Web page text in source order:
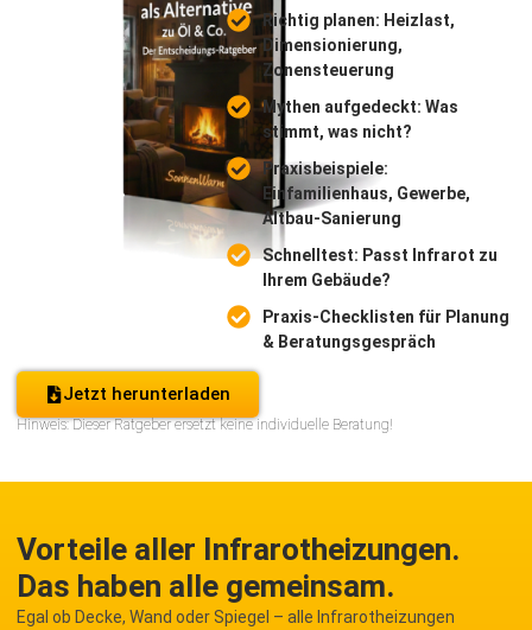
Richtig planen: Heizlast,
Dimensionierung,
Zonensteuerung
Mythen aufgedeckt: Was
stimmt, was nicht?
Praxisbeispiele:
Einfamilienhaus, Gewerbe,
Altbau-Sanierung
Schnelltest: Passt Infrarot zu
Ihrem Gebäude?
Praxis-Checklisten für Planung
& Beratungsgespräch
Jetzt herunterladen
Hinweis: Dieser Ratgeber ersetzt keine individuelle Beratung!
Vorteile aller Infrarotheizungen.
Das haben alle gemeinsam.
Egal ob Decke, Wand oder Spiegel – alle Infrarotheizungen